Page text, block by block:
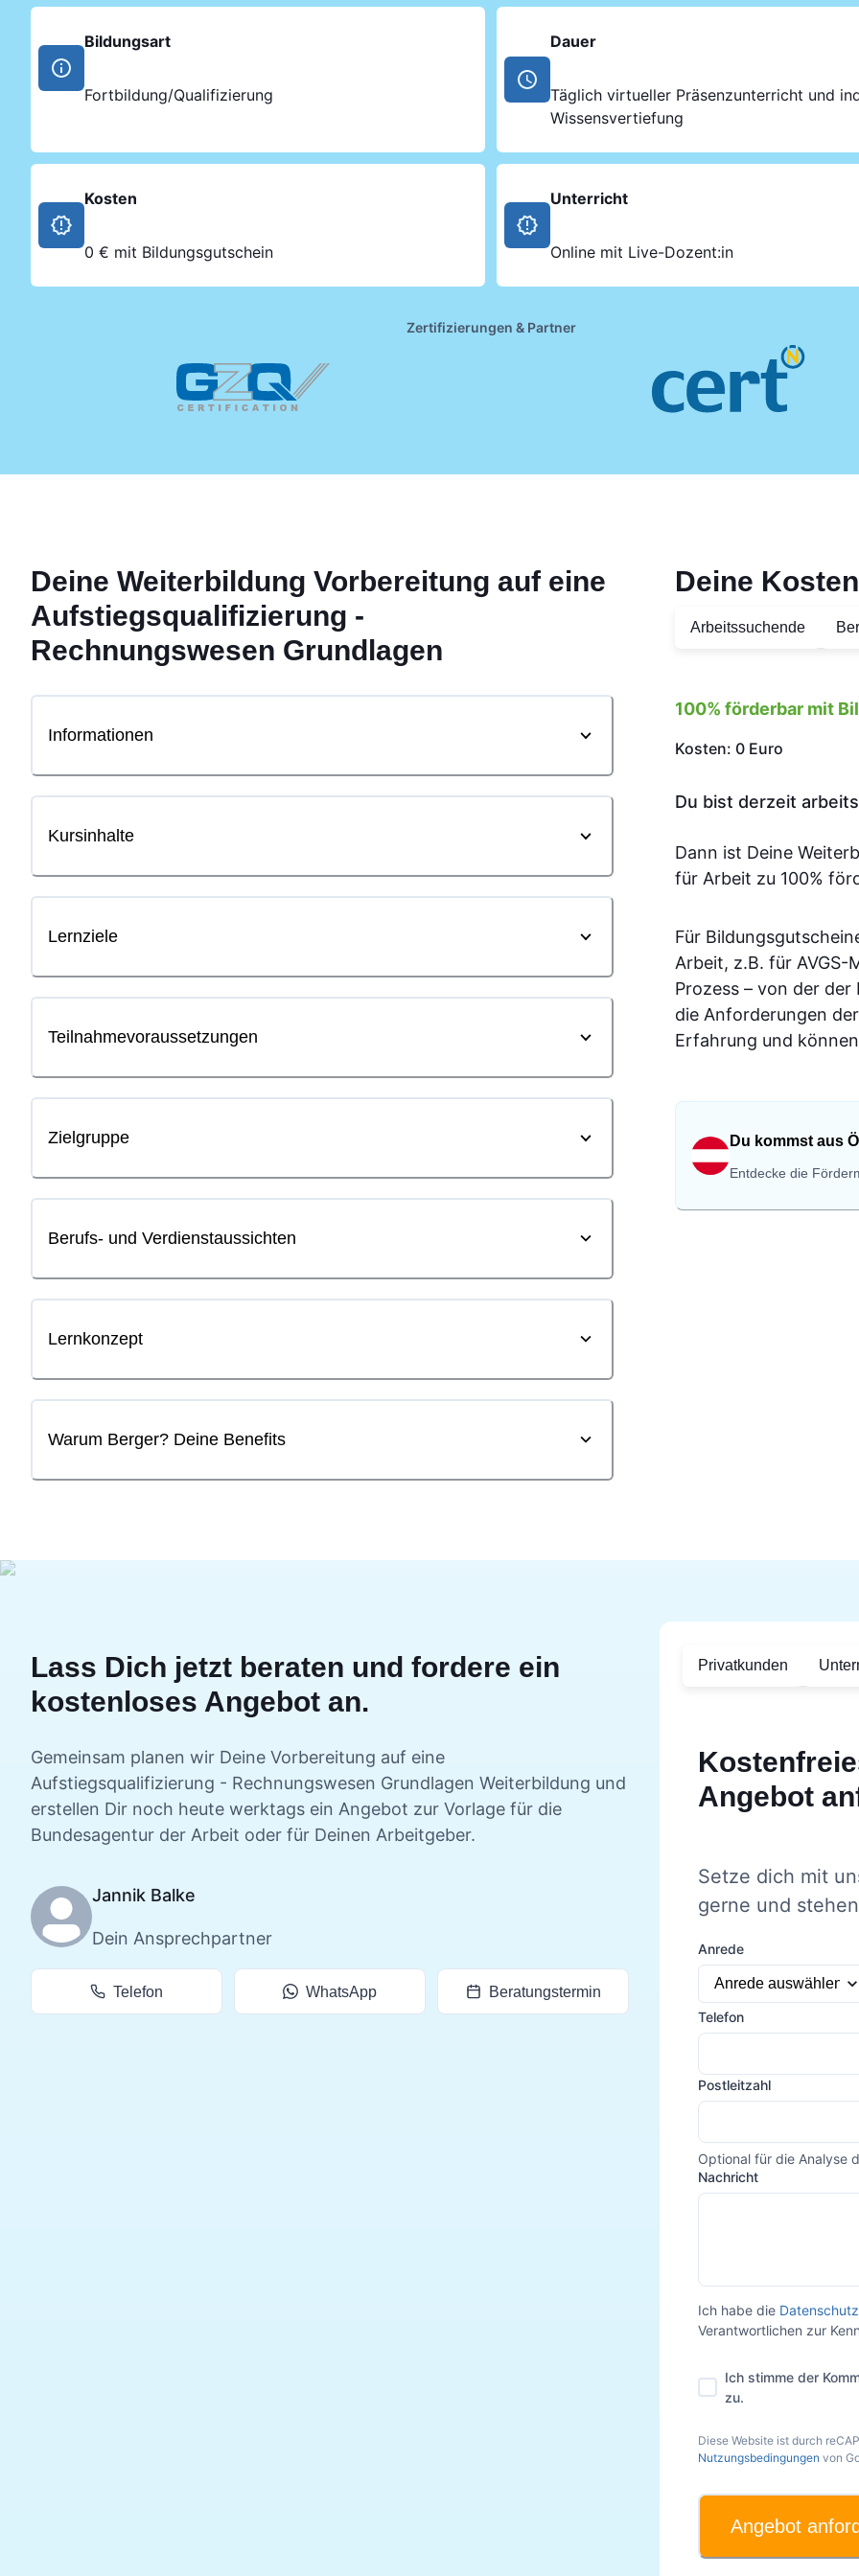
Bildungsart
Fortbildung/Qualifizierung
Dauer
Täglich virtueller Präsenzunterricht und
Wissensvertiefung
Kosten
0 € mit Bildungsgutschein
Unterricht
Online mit Live-Dozent:in
Zertifizierungen & Partner
Deine Weiterbildung Vorbereitung auf eine
Aufstiegsqualifizierung -
Rechnungswesen Grundlagen
Informationen
Kursinhalte
Lernziele
Teilnahmevoraussetzungen
Zielgruppe
Berufs- und Verdienstaussichten
Lernkonzept
Warum Berger? Deine Benefits
Deine
Arbeitssuchende
100% förderbar mit
Kosten: 0 Euro
Du bist derzeit
Dann ist Deine
für Arbeit zu 100%
Für
Arbeit, z.B. für
Prozess – von der
die Anforderungen
Erfahrung und
Du kommst aus
Entdecke die
Lass Dich jetzt beraten und fordere ein
kostenloses Angebot an.
Gemeinsam planen wir Deine Vorbereitung auf eine
Aufstiegsqualifizierung - Rechnungswesen Grundlagen Weiterbildung und
erstellen Dir noch heute werktags ein Angebot zur Vorlage für die
Bundesagentur der Arbeit oder für Deinen Arbeitgeber.
Jannik Balke
Dein Ansprechpartner
Telefon WhatsApp Beratungstermin
Privatkunden
Angebot
Setze dich mit
gerne und
Anrede
Telefon
Postleitzahl
Optional für die Analyse
Nachricht
Ich habe die
Verantwortlichen zur
Ich stimme der
zu.
Diese Website ist durch
Nutzungsbedingungen von
Angebot